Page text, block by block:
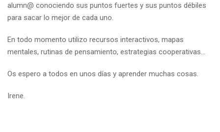
alumn@ conociendo sus puntos fuertes y sus puntos débiles
para sacar lo mejor de cada uno.
En todo momento utilizo recursos interactivos, mapas
mentales, rutinas de pensamiento, estrategias cooperativas…
Os espero a todos en unos días y aprender muchas cosas.
Irene.